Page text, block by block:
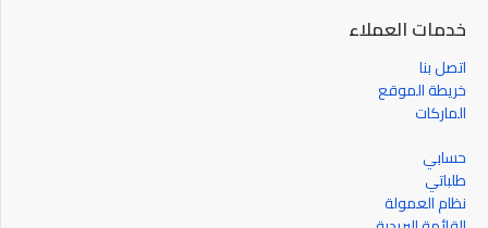
خدمات العملاء
اتصل بنا
خريطة الموقع
الماركات
حسابي
طلباتي
نظام العمولة